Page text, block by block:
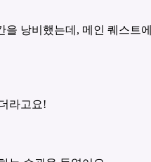
낭비했는데, 메인 퀘스트
라고요!